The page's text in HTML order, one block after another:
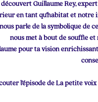
découvert Guillaume Rey,
en tant qu’habitat et notre
parle de la symbolique de
nous met à bout de souffle
pour ta vision
l’épisode de La petite